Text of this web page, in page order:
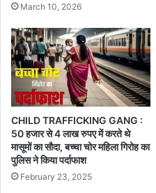
March 10, 2026
CHILD TRAFFICKING GANG :
50 हजार से 4 लाख रुपए में करते थे
मासूमों का सौदा, बच्चा चोर महिला गिरोह का
पुलिस ने किया पर्दाफाश
February 23, 2025